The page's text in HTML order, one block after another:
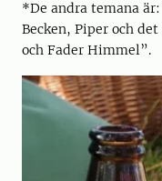
*De andra temana
Becken, Piper och
och Fader Himmel”.